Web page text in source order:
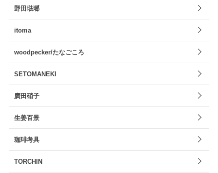
野田琺瑯
itoma
woodpecker/たなごころ
SETOMANEKI
廣田硝子
生姜百景
珈琲考具
TORCHIN